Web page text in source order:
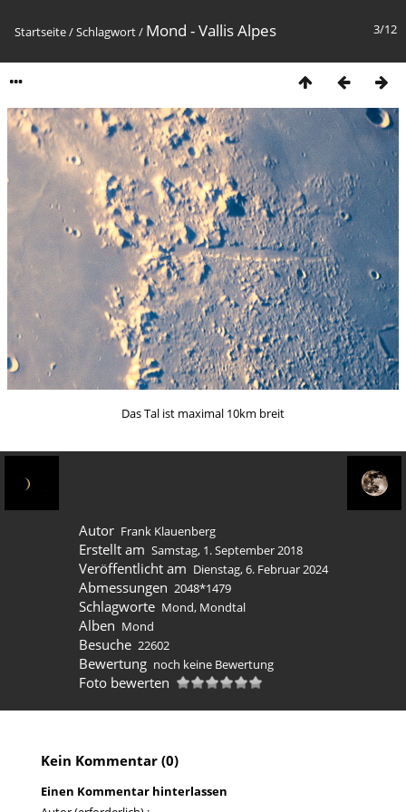
3/12
Startseite/Schlagwort/ Mond - Vallis Alpes
Das Tal ist maximal 10km breit
Autor Frank Klauenberg
Erstellt am Samstag, 1. September 2018
Veröffentlicht am Dienstag, 6. Februar 2024
Abmessungen 2048*1479
Schlagworte Mond, Mondtal
Alben Mond
Besuche 22602
Bewertung noch keine Bewertung
Foto bewerten
Kein Kommentar (0)
Einen Kommentar hinterlassen